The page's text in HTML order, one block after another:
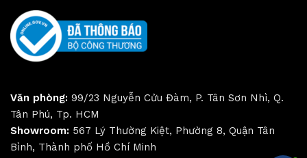
Văn phòng: 99/23 Nguyễn Cửu Đàm, P. Tân Sơn Nhì, Q.
Tân Phú, Tp. HCM
Showroom: 567 Lý Thường Kiệt, Phường 8, Quận Tân
Bình, Thành phố Hồ Chí Minh